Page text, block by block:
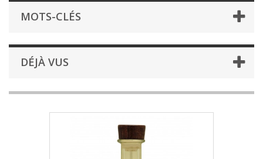
MOTS-CLÉS
DÉJÀ VUS